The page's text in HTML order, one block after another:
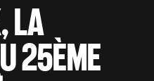
LA
25ÈME